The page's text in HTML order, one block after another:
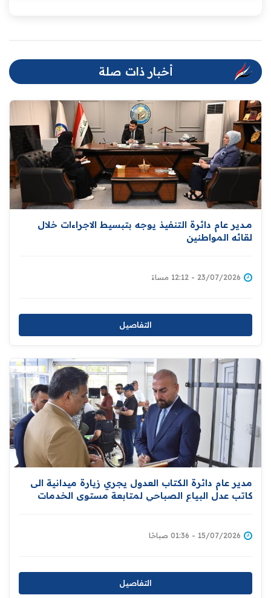
أخبار ذات صلة
مــدير عام دائرة التنفيذ يوجه بتبسيط الاجراءات خلال
لقائه المواطنين
23/07/2026 - 12:12 مساءً
التفاصيل
مدير عام دائرة الكتاب العدول يجري زيارة ميدانية الى
كاتب عدل البياع الصباحي لمتابعة مستوى الخدمات
15/07/2026 - 01:36 صباحًا
التفاصيل